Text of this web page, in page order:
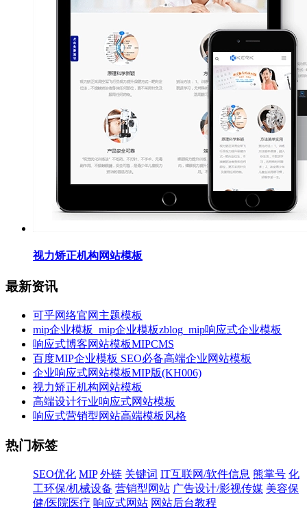
视力矫正机构网站模板
最新资讯
可乎网络官网主题模板
mip企业模板_mip企业模板zblog_mip响应式企业模板
响应式博客网站模板MIPCMS
百度MIP企业模板 SEO必备高端企业网站模板
企业响应式网站模板MIP版(KH006)
视力矫正机构网站模板
高端设计行业响应式网站模板
响应式营销型网站高端模板风格
热门标签
SEO优化 MIP 外链 关键词 IT互联网/软件信息 熊掌号 化
工环保/机械设备 营销型网站 广告设计/影视传媒 美容保
健/医院医疗 响应式网站 网站后台教程